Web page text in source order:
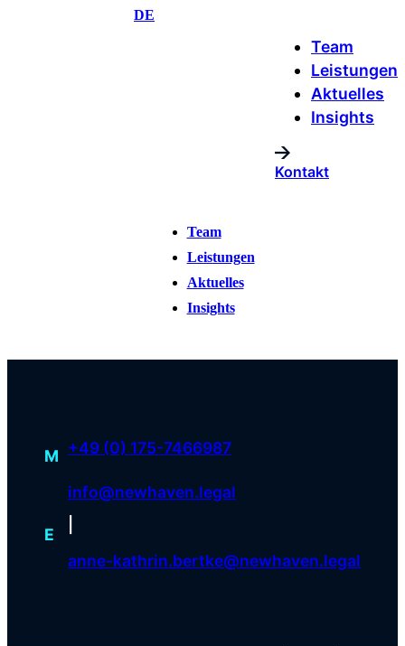
DE
Team
Leistungen
Aktuelles
Insights
Kontakt
Team
Leistungen
Aktuelles
Insights
M +49 (0) 175-7466987
E
info@newhaven.legal
anne-kathrin.bertke@newhaven.legal